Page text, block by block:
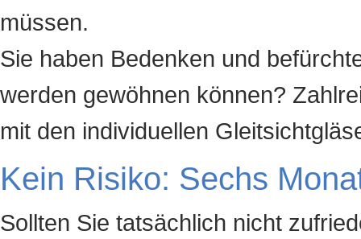
müssen.
Sie haben Bedenken und
werden gewöhnen können?
mit den individuellen
Kein Risiko: Sechs
Sollten Sie tatsächlich nicht